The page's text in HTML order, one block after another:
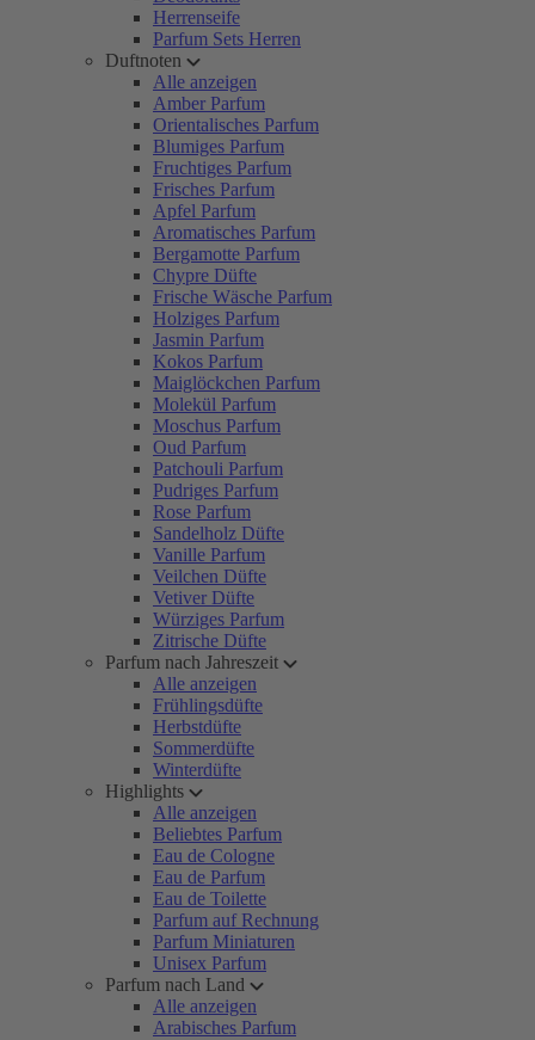
Herrenseife
Parfum Sets Herren
Duftnoten
Alle anzeigen
Amber Parfum
Orientalisches Parfum
Blumiges Parfum
Fruchtiges Parfum
Frisches Parfum
Apfel Parfum
Aromatisches Parfum
Bergamotte Parfum
Chypre Düfte
Frische Wäsche Parfum
Holziges Parfum
Jasmin Parfum
Kokos Parfum
Maiglöckchen Parfum
Molekül Parfum
Moschus Parfum
Oud Parfum
Patchouli Parfum
Pudriges Parfum
Rose Parfum
Sandelholz Düfte
Vanille Parfum
Veilchen Düfte
Vetiver Düfte
Würziges Parfum
Zitrische Düfte
Parfum nach Jahreszeit
Alle anzeigen
Frühlingsdüfte
Herbstdüfte
Sommerdüfte
Winterdüfte
Highlights
Alle anzeigen
Beliebtes Parfum
Eau de Cologne
Eau de Parfum
Eau de Toilette
Parfum auf Rechnung
Parfum Miniaturen
Unisex Parfum
Parfum nach Land
Alle anzeigen
Arabisches Parfum